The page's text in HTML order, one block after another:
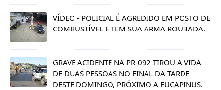
VÍDEO - POLICIAL É AGREDIDO EM POSTO DE
COMBUSTÍVEL E TEM SUA ARMA ROUBADA.
GRAVE ACIDENTE NA PR-092 TIROU A VIDA
DE DUAS PESSOAS NO FINAL DA TARDE
DESTE DOMINGO, PRÓXIMO A EUCAPINUS.